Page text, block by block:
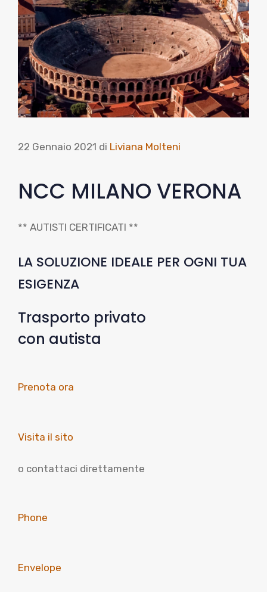
22 Gennaio 2021 di Liviana Molteni
NCC MILANO VERONA
** AUTISTI CERTIFICATI **
LA SOLUZIONE IDEALE PER OGNI TUA
ESIGENZA
Trasporto privato
con autista
Prenota ora
Visita il sito
o contattaci direttamente
Phone
Envelope